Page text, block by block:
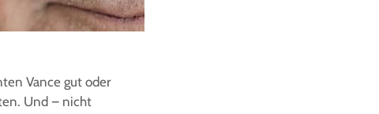
Vance gut oder
Und – nicht